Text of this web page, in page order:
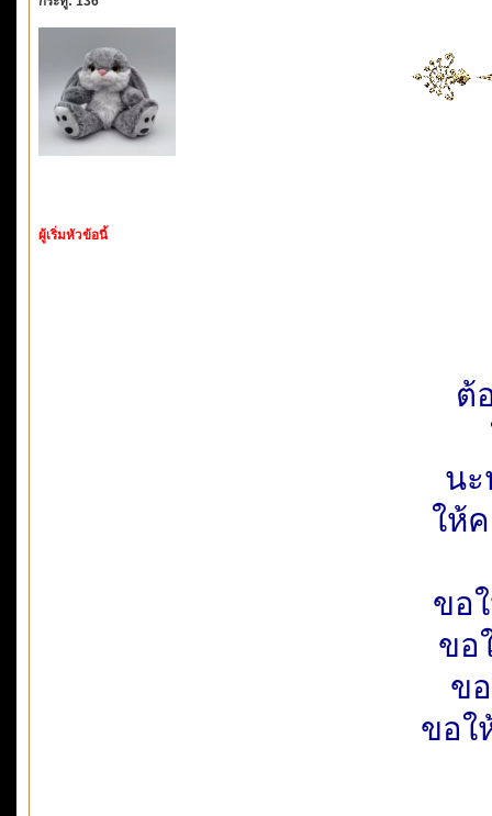
ผู้เริ่มหัวข้อนี้
ต้
นะ
ให้
ขอ
ขอ
ข
ขอใ